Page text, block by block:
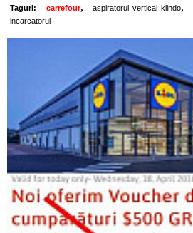
Taguri: carrefour, aspiratorul vertical klindo,
incarcatorul